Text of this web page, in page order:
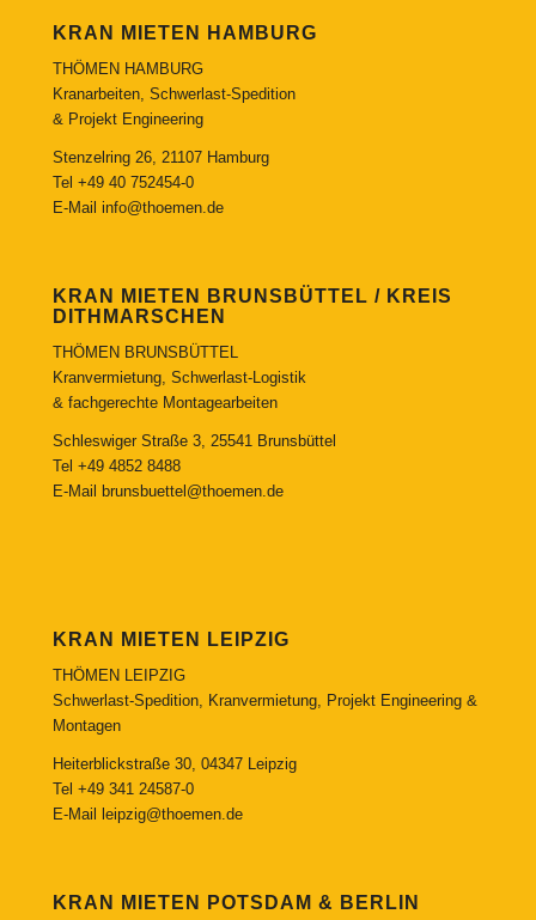
KRAN MIETEN HAMBURG
THÖMEN HAMBURG
Kranarbeiten, Schwerlast-Spedition
& Projekt Engineering
Stenzelring 26, 21107 Hamburg
Tel +49 40 752454-0
E-Mail info@thoemen.de
KRAN MIETEN BRUNSBÜTTEL / KREIS
DITHMARSCHEN
THÖMEN BRUNSBÜTTEL
Kranvermietung, Schwerlast-Logistik
& fachgerechte Montagearbeiten
Schleswiger Straße 3, 25541 Brunsbüttel
Tel +49 4852 8488
E-Mail
brunsbuettel@thoemen.de
KRAN MIETEN LEIPZIG
THÖMEN LEIPZIG
Schwerlast-Spedition, Kranvermietung, Projekt Engineering &
Montagen
Heiterblickstraße 30, 04347 Leipzig
Tel +49 341 24587-0
E-Mail
leipzig@thoemen.de
KRAN MIETEN POTSDAM & BERLIN